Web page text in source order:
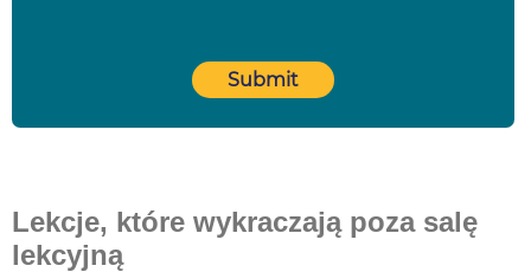
Lekcje, które wykraczają poza salę
lekcyjną